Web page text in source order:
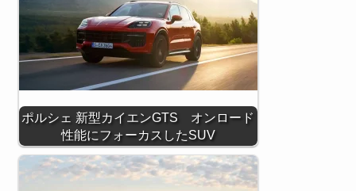
ポルシェ 新型カイエンGTS オンロード
性能にフォーカスしたSUV